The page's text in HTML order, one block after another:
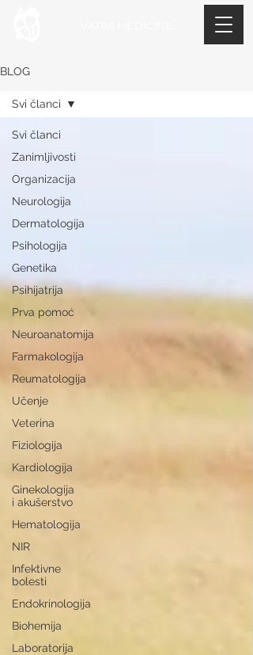
BLOG
Svi članci
Zanimljivosti
Organizacija
Neurologija
Dermatologija
Psihologija
Genetika
Psihijatrija
Prva pomoć
Neuroanatomija
Farmakologija
Reumatologija
Učenje
Veterina
Fiziologija
Kardiologija
Ginekologija
i akušerstvo
Hematologija
NIR
Infektivne
bolesti
Endokrinologija
Biohemija
Laboratorija
Svi članci